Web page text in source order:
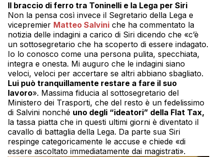
Il braccio di ferro tra Toninelli e la Lega per Siri
Non la pensa così invece il Segretario della Lega e
vicepremier Matteo Salvini che ha commentato la
notizia delle indagini a carico di Siri dicendo che «c’è
un sottosegretario che ha scoperto di essere indagato.
Io lo conosco come una persona pulita, specchiata,
integra e onesta. Mi auguro che le indagini siano
veloci, veloci per accertare se altri abbiano sbagliato.
Lui può tranquillamente restare a fare il suo
lavoro». Massima fiducia al sottosegretario del
Ministero dei Trasporti, che del resto è un fedelissimo
di Salvini nonché uno degli “ideatori” della Flat Tax,
la tassa piatta che in questi ultimi giorni è diventato il
cavallo di battaglia della Lega. Da parte sua Siri
respinge categoricamente le accuse e chiede «di
essere ascoltato immediatamente dai magistrati».